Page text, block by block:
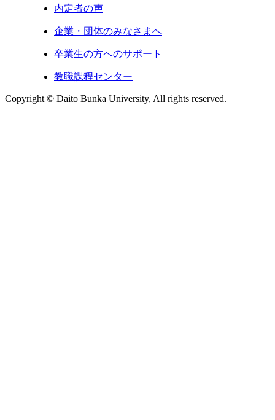
内定者の声
企業・団体のみなさまへ
卒業生の方へのサポート
教職課程センター
Copyright © Daito Bunka University, All rights reserved.